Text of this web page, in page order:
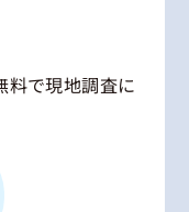
料で現地調査に